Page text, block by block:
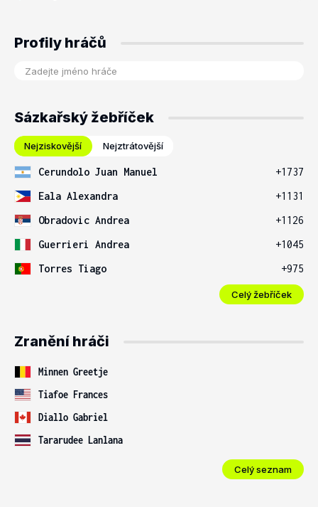
Profily hráčů
Sázkařský žebříček
Nejziskovější Nejztrátovější
Cerundolo Juan Manuel
+1737
Eala Alexandra
+1131
Obradovic Andrea
+1126
Guerrieri Andrea
+1045
Torres Tiago
+975
Celý žebříček
Zranění hráči
Minnen Greetje
Tiafoe Frances
Diallo Gabriel
Tararudee Lanlana
Celý seznam